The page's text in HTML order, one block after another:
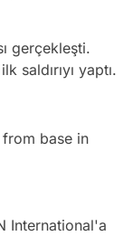
gerçekleşti.
saldırıyı yaptı.
base in
International'a